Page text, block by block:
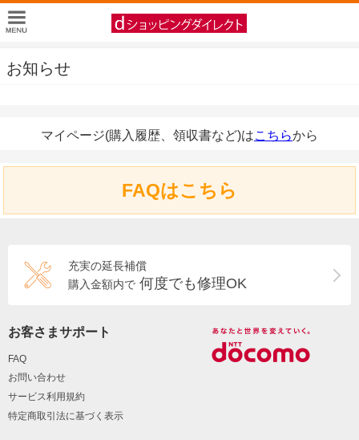
お知らせ
マイページ(購入履歴、領収書など)はこちらから
FAQはこちら
充実の延長補償
購入金額内で 何度でも修理OK
お客さまサポート
FAQ
お問い合わせ
サービス利用規約
特定商取引法に基づく表示